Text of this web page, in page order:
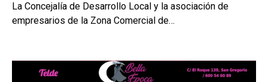
La Concejalía de Desarrollo Local y la asociación de
empresarios de la Zona Comercial de…